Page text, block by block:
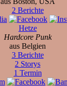
2 Berichte
Hetze
Hardcore Punk
aus Belgien
3 Berichte
2 Storys
1 Termin